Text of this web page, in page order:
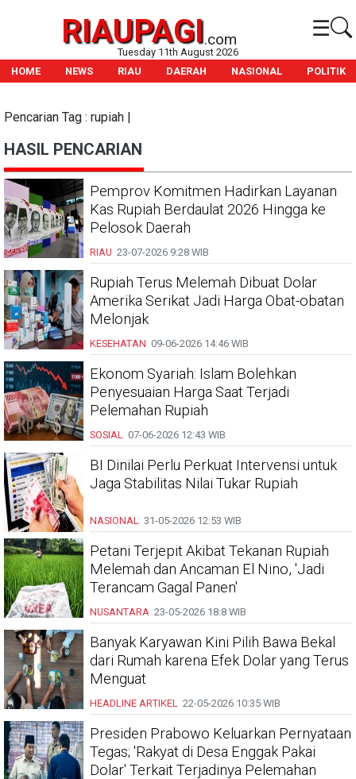
RIAUPAGI.com ☰
Tuesday 11th August 2026
HOME
NEWS RIAU DAERAH NASIONAL POLITIK
Pencarian Tag : rupiah |
HASIL PENCARIAN
Pemprov Komitmen Hadirkan Layanan
Kas Rupiah Berdaulat 2026 Hingga ke
Pelosok Daerah
RIAU 23-07-2026 9:28 WIB
Rupiah Terus Melemah Dibuat Dolar
Amerika Serikat Jadi Harga Obat-obatan
Melonjak
KESEHATAN 09-06-2026 14:46 WIB
Ekonom Syariah: Islam Bolehkan
Penyesuaian Harga Saat Terjadi
Pelemahan Rupiah
SOSIAL 07-06-2026 12:43 WIB
BI Dinilai Perlu Perkuat Intervensi untuk
Jaga Stabilitas Nilai Tukar Rupiah
NASIONAL 31-05-2026 12:53 WIB
Petani Terjepit Akibat Tekanan Rupiah
Melemah dan Ancaman El Nino, 'Jadi
Terancam Gagal Panen'
NUSANTARA 23-05-2026 18:8 WIB
Banyak Karyawan Kini Pilih Bawa Bekal
dari Rumah karena Efek Dolar yang Terus
Menguat
HEADLINE ARTIKEL 22-05-2026 10:35 WIB
Presiden Prabowo Keluarkan Pernyataan
Tegas; 'Rakyat di Desa Enggak Pakai
Dolar' Terkait Terjadinya Pelemahan